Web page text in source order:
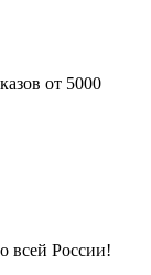
от 5000
всей России!